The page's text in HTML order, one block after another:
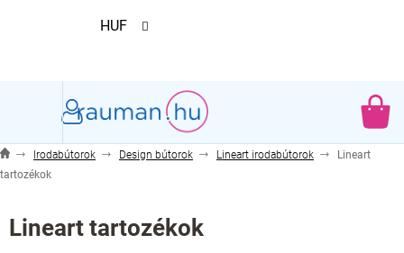
HUF
Irodabútorok Design bútorok Lineart irodabútorok
Lineart
tartozékok
Lineart tartozékok